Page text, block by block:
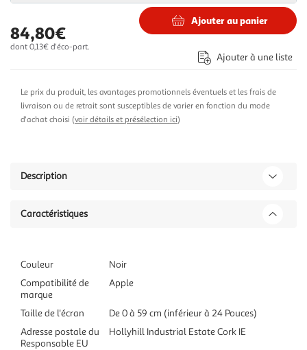
84,80€
dont 0,13€ d'éco-part.
Ajouter au panier
Ajouter à une liste
Le prix du produit, les avantages promotionnels éventuels et les frais de
livraison ou de retrait sont susceptibles de varier en fonction du mode
d'achat choisi (voir détails et présélection ici)
Description
Caractéristiques
Couleur
Noir
Compatibilité de
marque
Apple
Taille de l'écran
De 0 à 59 cm (inférieur à 24 Pouces)
Adresse postale du
Responsable EU
Hollyhill Industrial Estate Cork IE